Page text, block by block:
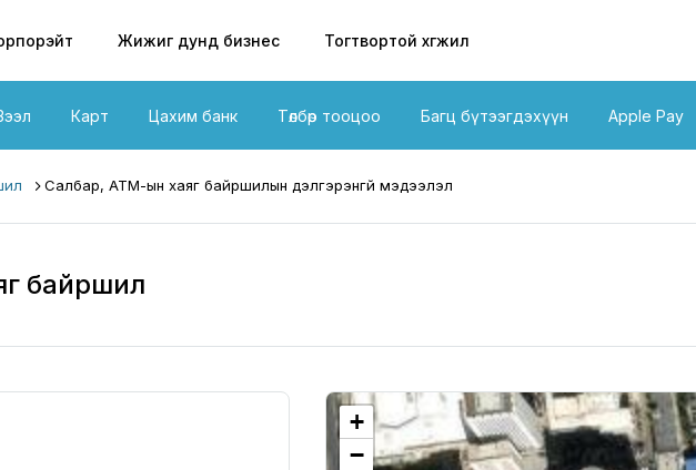
Жижиг дунд бизнес Тогтвортой хөгжил
Карт Цахим банк Төлбөр тооцоо Багц бүтээгдэхүүн Apple Pay
Салбар, АТМ-ын хаяг байршилын дэлгэрэнгүй мэдээлэл
байршил
+
−